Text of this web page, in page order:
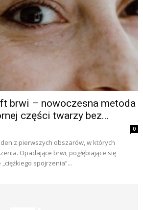
brwi – nowoczesna metoda
części twarzy bez...
0
z pierwszych obszarów, w których
Opadające brwi, pogłębiające się
spojrzenia”...